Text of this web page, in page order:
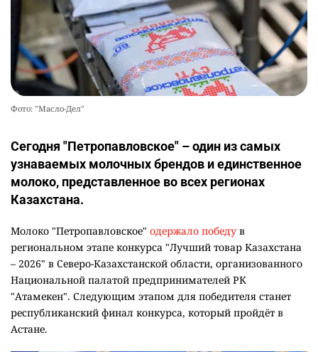
Фото: "Масло-Дел"
Сегодня "Петропавловское" – один из самых
узнаваемых молочных брендов и единственное
молоко, представленное во всех регионах
Казахстана.
Молоко "Петропавловское" одержало победу в
региональном этапе конкурса "Лучший товар Казахстана
– 2026" в Северо-Казахстанской области, организованного
Национальной палатой предпринимателей РК
"Атамекен". Следующим этапом для победителя станет
республиканский финал конкурса, который пройдёт в
Астане.